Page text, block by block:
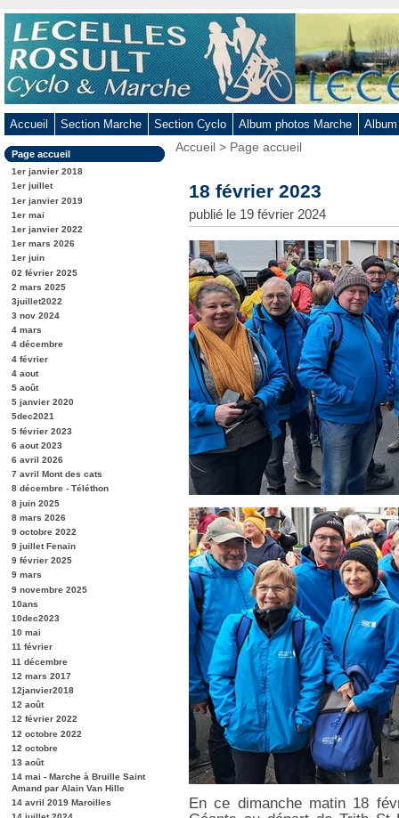
Aller
au
contenu
-
Aller
menu
principal
-
Aller
à
la
recherche
Accueil Section Marche Section Cyclo Album photos Marche
Dans
la
rubrique
:
Page accueil
1er janvier 2018
1er juillet
1er janvier 2019
1er mai
1er janvier 2022
1er mars 2026
1er juin
02 février 2025
2 mars 2025
3juillet2022
3 nov 2024
4 mars
4 décembre
4 février
4 aout
5 août
5 janvier 2020
5dec2021
5 février 2023
6 aout 2023
6 avril 2026
7 avril Mont des cats
8 décembre - Téléthon
8 juin 2025
8 mars 2026
9 octobre 2022
9 juillet Fenain
9 février 2025
9 mars
9 novembre 2025
10ans
10dec2023
10 mai
11 février
11 décembre
12 mars 2017
12janvier2018
12 août
12 février 2022
12 octobre 2022
12 octobre
13 août
14 mai - Marche à Bruille Saint
Amand par Alain Van Hille
14 avril 2019 Maroilles
Vous
Accueil > Page accueil
18 février 2023
publié le 19 février 2024
En ce dimanche matin 18